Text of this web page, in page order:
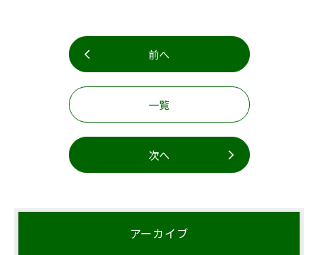
閉じる
前へ
一覧
次へ
アーカイブ